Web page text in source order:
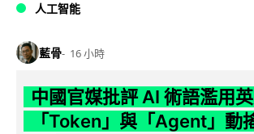
人工智能
藍骨 16 小時
中國官媒批評 AI 術語濫用
「Token」與「Agent」動